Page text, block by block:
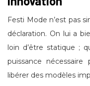
Festi Mode n’est pas
déclaration. On lui a
loin d’être statique ;
puissance
libérer des modèles